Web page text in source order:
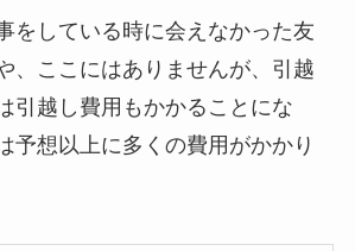
をしている時に会えなかった友
、ここにはありませんが、引越
引越し費用 もかかることにな
予想以上に多くの費用がかかり